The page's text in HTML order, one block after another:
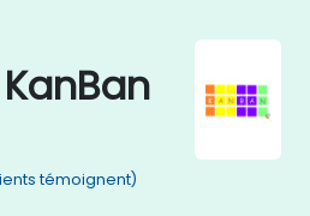
témoignent)